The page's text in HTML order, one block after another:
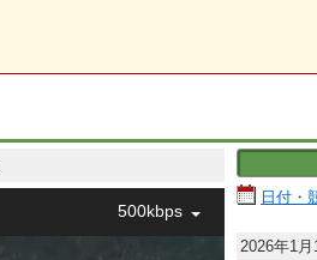
500kbps
日付・
2026年1月